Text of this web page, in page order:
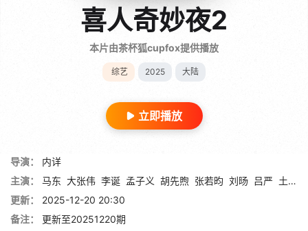
喜人奇妙夜2
本片由茶杯狐cupfox提供播放
综艺 2025 大陆
立即播放
导演：
内详
主演：
马东 大张伟 李诞 孟子义 胡先煦 张若昀 刘旸 吕严 土豆
更新：
2025-12-20 20:30
备注：
更新至20251220期